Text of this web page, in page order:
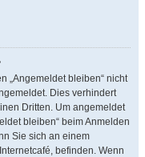
„Angemeldet bleiben“ nicht
Dies verhindert
Dritten. Um angemeldet
bleiben“ beim Anmelden
Sie sich an einem
befinden. Wenn